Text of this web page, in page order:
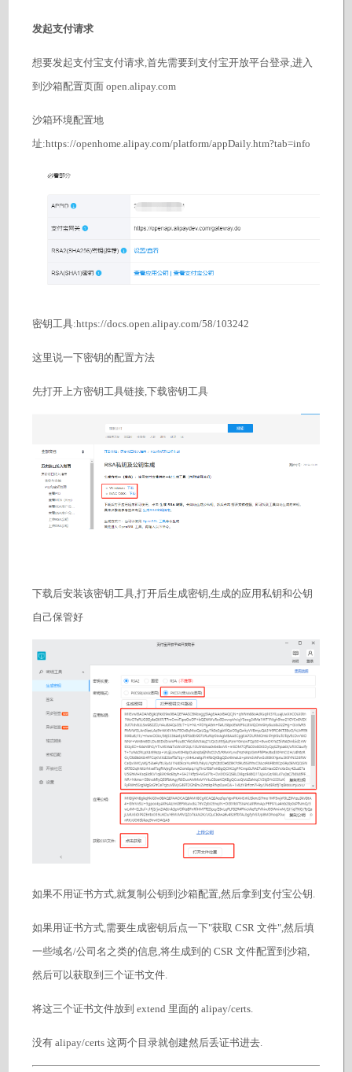
发起支付请求
想要发起支付宝支付请求,首先需要到支付宝开放平台登录,进入
到沙箱配置页面 open.alipay.com
沙箱环境配置地
址:https://openhome.alipay.com/platform/appDaily.htm?tab=info
密钥工具:https://docs.open.alipay.com/58/103242
这里说一下密钥的配置方法
先打开上方密钥工具链接,下载密钥工具
下载后安装该密钥工具,打开后生成密钥,生成的应用私钥和公钥
自己保管好
如果不用证书方式,就复制公钥到沙箱配置,然后拿到支付宝公钥.
如果用证书方式,需要生成密钥后点一下"获取 CSR 文件",然后填
一些域名/公司名之类的信息,将生成到的 CSR 文件配置到沙箱,
然后可以获取到三个证书文件.
将这三个证书文件放到 extend 里面的 alipay/certs.
没有 alipay/certs 这两个目录就创建然后丢证书进去.